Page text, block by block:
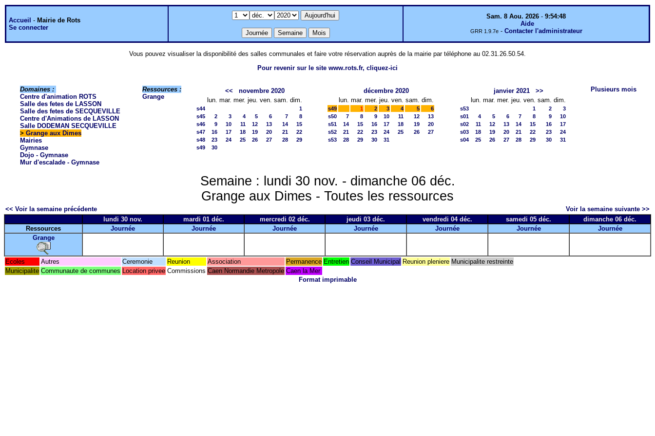
Accueil - Mairie de Rots
Se connecter
Sam. 8 Aou. 2026 - 9:54:48
Aide
GRR 1.9.7e- Contacter l'administrateur
Vous pouvez visualiser la disponibilité des salles communales et faire votre réservation auprès de la mairie par téléphone au 02.31.26.50.54.
Pour revenir sur le site www.rots.fr, cliquez-ici
Domaines :
Centre d'animation ROTS
Salle des fetes de LASSON
Salle des fetes de SECQUEVILLE
Centre d'Animations de LASSON
Salle DODEMAN SECQUEVILLE
> Grange aux Dimes
Mairies
Gymnase
Dojo - Gymnase
Mur d'escalade - Gymnase
Ressources :
Grange
<<
novembre 2020
lun. mar. mer. jeu. ven. sam. dim.
s44
1
s45
2 3 4 5 6 7
8
s46
9 10 11 12 13 14
15
s47
16 17 18 19 20 21
22
s48
23 24 25 26 27 28
29
s49
30
décembre 2020
lun. mar. mer. jeu. ven. sam. dim.
s49 1 2 3 4 5
6
s50
7 8 9 10 11 12
13
s51
14 15 16 17 18 19
20
s52
21 22 23 24 25 26
27
s53
28 29 30 31
janvier 2021
>>
lun. mar. mer. jeu. ven. sam. dim.
s53 1 2
3
s01
4 5 6 7 8 9
10
s02
11 12 13 14 15 16
17
s03
18 19 20 21 22 23
24
s04
25 26 27 28 29 30 31
Plusieurs mois
Semaine : lundi 30 nov. - dimanche 06 déc.
Grange aux Dimes - Toutes les ressources
<< Voir la semaine précédente
Voir la semaine suivante >>
lundi 30 nov.
mardi 01 déc. mercredi 02 déc. jeudi 03 déc. vendredi 04 déc. samedi 05 déc.
dimanche 06 déc.
Ressources
Journée Journée Journée Journée Journée Journée
Journée
Grange
Ecoles Autres Ceremonie Reunion Association Permanence Entretien Conseil Municipal Reunion pleniere Municipalite restreinte
Municipalite Communaute de communes Location privee Commissions Caen Normandie Metropole Caen la Mer
Format imprimable